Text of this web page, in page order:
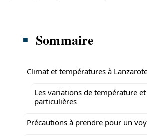
Sommaire
Climat et températures à
Les variations de température
particulières
Précautions à prendre pour un